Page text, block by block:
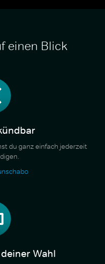
einen Blick
du ganz einfach jederzeit
Wahl